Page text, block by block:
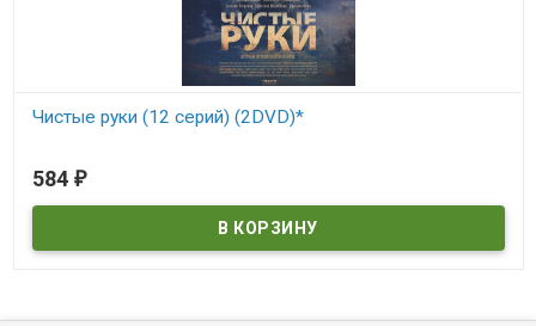
Чистые руки (12 серий) (2DVD)*
584 ₽